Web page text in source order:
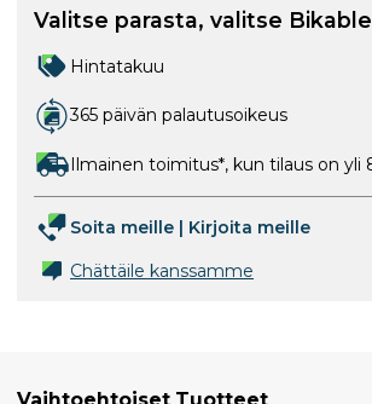
Valitse parasta, valitse
Hintatakuu
365 päivän palautusoikeus
Ilmainen toimitus*, kun tilaus on yli
Soita meille | Kirjoita meille
Chättäile kanssamme
Vaihtoehtoiset Tuotteet